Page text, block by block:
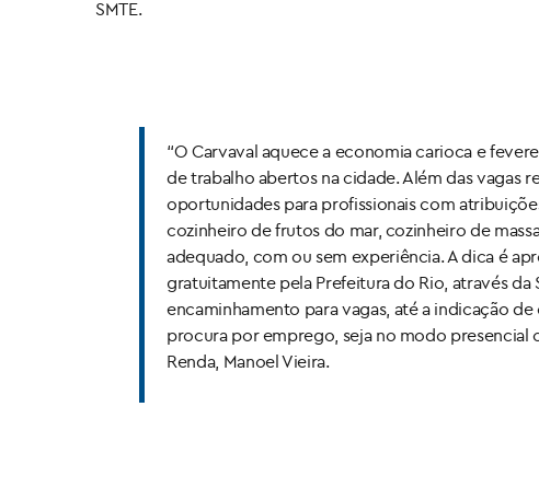
SMTE.
“O Carvaval aquece a economia carioca e
de trabalho abertos na cidade. Além das vagas
oportunidades para profissionais com
cozinheiro de frutos do mar, cozinheiro de
adequado, com ou sem experiência. A dica é
gratuitamente pela Prefeitura do Rio, através
encaminhamento para vagas, até a indicação
procura por emprego, seja no modo presencial
Renda, Manoel Vieira.